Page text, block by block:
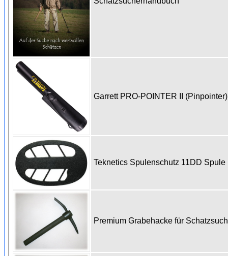
Garrett PRO-POINTER II
Teknetics Spulenschutz 11DD
Premium Grabehacke für